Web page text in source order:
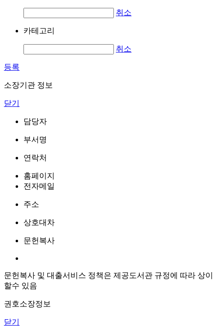
취소
카테고리
취소
등록
소장기관 정보
닫기
담당자
부서명
연락처
홈페이지
전자메일
주소
상호대차
문헌복사
문헌복사 및 대출서비스 정책은 제공도서관 규정에 따라 상이
할수 있음
권호소장정보
닫기